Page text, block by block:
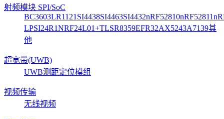
射频模块 SPI/SoC
BC3603LR1121 SI4438SI4463SI4432nRF52810nRF52811
LPSI24R1NRF24L01+TLSR8359EFR32AX5243A7139其
他
超宽带(UWB)
UWB测距定位模组
视频传输
无线视频